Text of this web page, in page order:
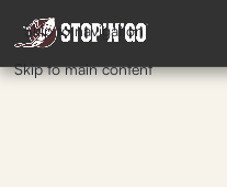
Skip to navigation
Skip to main content